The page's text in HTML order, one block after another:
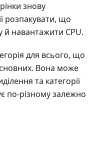
знову
розпакувати, що
навантажити CPU.
для всього, що
Вона може
та категорії
по-різному залежно